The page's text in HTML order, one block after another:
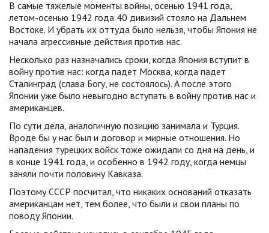
В самые тяжелые моменты войны, осенью 1941 года,
летом-осенью 1942 года 40 дивизий стояло на Дальнем
Востоке. И убрать их оттуда было нельзя, чтобы Япония не
начала агрессивные действия против нас.
Несколько раз назначались сроки, когда Япония вступит в
войну против нас: когда падет Москва, когда падет
Сталинград (слава Богу, не состоялось). А после этого
Японии уже было невыгодно вступать в войну против нас и
американцев.
По сути дела, аналогичную позицию занимала и Турция.
Вроде бы у нас был и договор и мирные отношения. Но
нападения турецких войск тоже ожидали со дня на день, и
в конце 1941 года, и особенно в 1942 году, когда немцы
заняли почти половину Кавказа.
Поэтому СССР посчитал, что никаких оснований отказать
американцам нет, тем более, что были и свои планы по
поводу Японии.